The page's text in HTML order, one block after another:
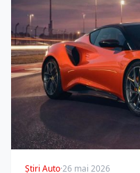
Știri Auto·26 mai 2026